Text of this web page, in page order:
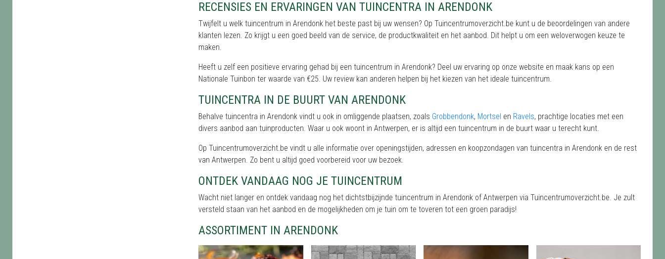
RECENSIES EN ERVARINGEN VAN TUINCENTRA IN ARENDONK
Twijfelt u welk tuincentrum in Arendonk het beste past bij uw wensen? Op Tuincentrumoverzicht.be kunt u de beoordelingen van andere
klanten lezen. Zo krijgt u een goed beeld van de service, de productkwaliteit en het aanbod. Dit helpt u om een weloverwogen keuze te
maken.
Heeft u zelf een positieve ervaring gehad bij een tuincentrum in Arendonk? Deel uw ervaring op onze website en maak kans op een
Nationale Tuinbon ter waarde van €25. Uw review kan anderen helpen bij het kiezen van het ideale tuincentrum.
TUINCENTRA IN DE BUURT VAN ARENDONK
Behalve tuincentra in Arendonk vindt u ook in omliggende plaatsen, zoals Grobbendonk, Mortsel en Ravels, prachtige locaties met een
divers aanbod aan tuinproducten. Waar u ook woont in Antwerpen, er is altijd een tuincentrum in de buurt waar u terecht kunt.
Op Tuincentrumoverzicht.be vindt u alle informatie over openingstijden, adressen en koopzondagen van tuincentra in Arendonk en de rest
van Antwerpen. Zo bent u altijd goed voorbereid voor uw bezoek.
ONTDEK VANDAAG NOG JE TUINCENTRUM
Wacht niet langer en ontdek vandaag nog het dichtstbijzijnde tuincentrum in Arendonk of Antwerpen via Tuincentrumoverzicht.be. Je zult
versteld staan van het aanbod en de mogelijkheden om je tuin om te toveren tot een groen paradijs!
ASSORTIMENT IN ARENDONK